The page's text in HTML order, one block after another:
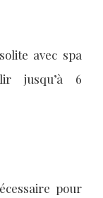
avec spa
jusqu’à 6
pour